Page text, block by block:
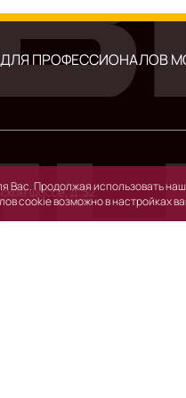
ПРОФЕССИОНАЛОВ
шоссе, д. 32.
Продолжая использовать
cookie возможно в настройках